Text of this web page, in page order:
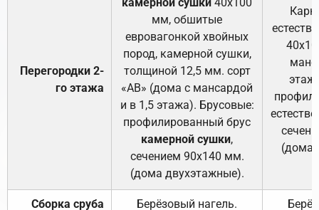
Перегородки 2-
го этажа
мм, обшитые
евровагонкой хвойных
пород, камерной сушки,
толщиной 12,5 мм. сорт
«АВ» (дома с мансардой
и в 1,5 этажа). Брусовые:
профилированный брус
камерной сушки,
сечением 90х140 мм.
(дома двухэтажные).
(дома
Сборка сруба Берёзовый нагель.